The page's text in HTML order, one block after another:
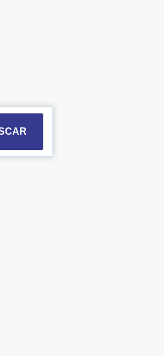
select a date. Press the
and select a date.